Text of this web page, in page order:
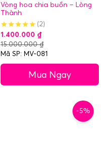
Vòng hoa chia buồn – Lòng
Thành
(2)
1.400.000 ₫
15.000.000₫
Mã SP: MV-081
Mua Ngay
-5%